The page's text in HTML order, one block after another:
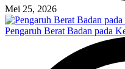
Mei 25, 2026
Pengaruh Berat Badan pada